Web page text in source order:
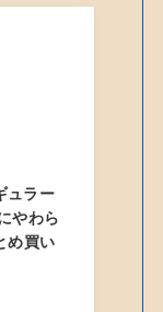
ュラー
やわら
め買い